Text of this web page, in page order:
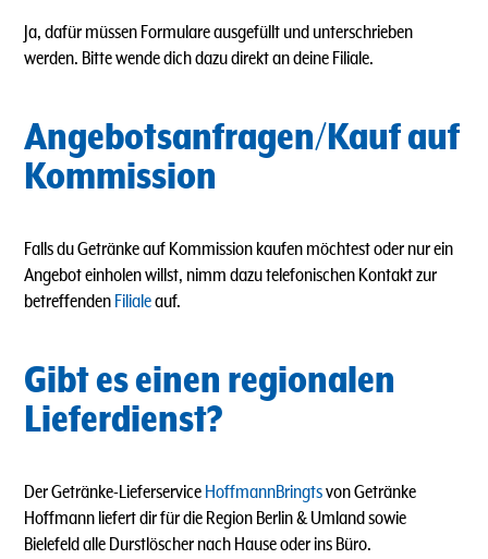
Ja, dafür müssen Formulare ausgefüllt und unterschrieben
werden. Bitte wende dich dazu direkt an deine Filiale.
Angebotsanfragen/Kauf auf
Kommission
Falls du Getränke auf Kommission kaufen möchtest oder nur ein
Angebot einholen willst, nimm dazu telefonischen Kontakt zur
betreffenden Filialeauf.
Gibt es einen regionalen
Lieferdienst?
Der Getränke-Lieferservice HoffmannBringtsvon Getränke
Hoffmann liefert dir für die Region Berlin & Umland sowie
Bielefeld alle Durstlöscher nach Hause oder ins Büro.